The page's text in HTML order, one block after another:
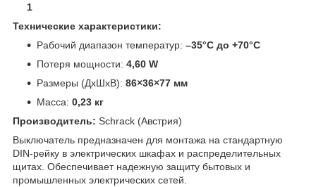
1
Технические характеристики:
Рабочий диапазон температур: –35°C до +70°C
Потеря мощности: 4,60 W
Размеры (ДхШхВ): 86×36×77 мм
Масса: 0,23 кг
Производитель: Schrack (Австрия)
Выключатель предназначен для монтажа на стандартную
DIN-рейку в электрических шкафах и распределительных
щитах. Обеспечивает надежную защиту бытовых и
промышленных электрических сетей.